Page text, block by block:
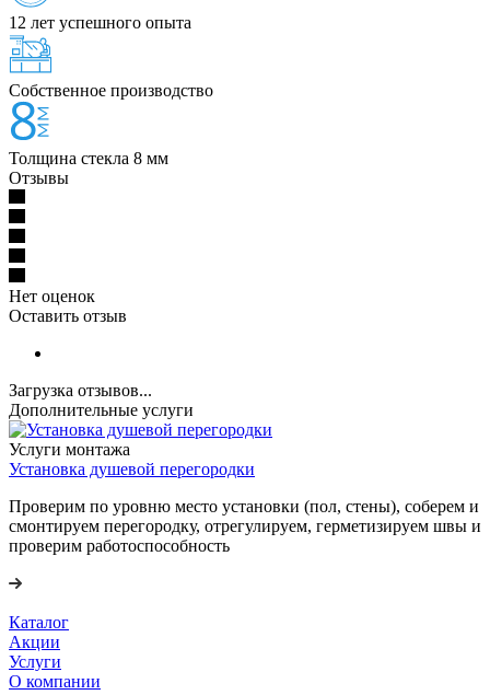
12 лет успешного опыта
Собственное производство
Толщина стекла 8 мм
Отзывы
Нет оценок
Оставить отзыв
Загрузка отзывов...
Дополнительные услуги
Услуги монтажа
Установка душевой перегородки
Проверим по уровню место установки (пол, стены), соберем и
смонтируем перегородку, отрегулируем, герметизируем швы и
проверим работоспособность
Каталог
Акции
Услуги
О компании